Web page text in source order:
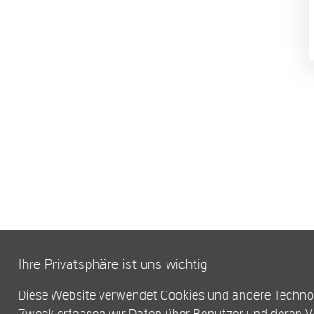
Ihre Privatsphäre ist uns wichtig
Diese Website verwendet Cookies und andere